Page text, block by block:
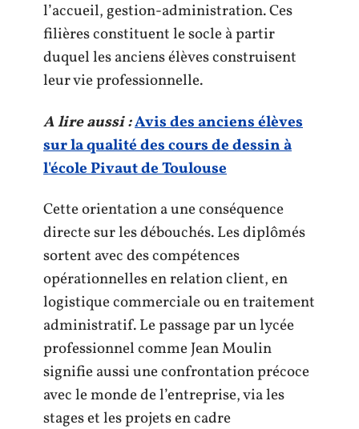
l’accueil, gestion-administration. Ces
filières constituent le socle à partir
duquel les anciens élèves construisent
leur vie professionnelle.
A lire aussi :Avis des anciens élèves
sur la qualité des cours de dessin à
l'école Pivaut de Toulouse
Cette orientation a une conséquence
directe sur les débouchés. Les diplômés
sortent avec des compétences
opérationnelles en relation client, en
logistique commerciale ou en traitement
administratif. Le passage par un lycée
professionnel comme Jean Moulin
signifie aussi une confrontation précoce
avec le monde de l’entreprise, via les
stages et les projets en cadre